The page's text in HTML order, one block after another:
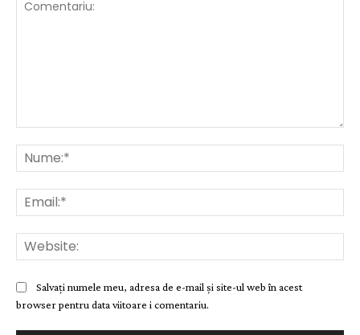
Salvați numele meu, adresa de e-mail și site-ul web în acest
browser pentru data viitoare i comentariu.